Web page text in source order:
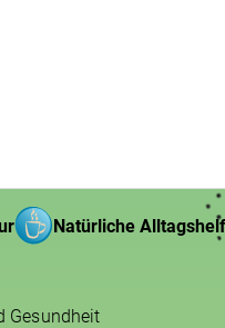
Natürliche
Gesundheit